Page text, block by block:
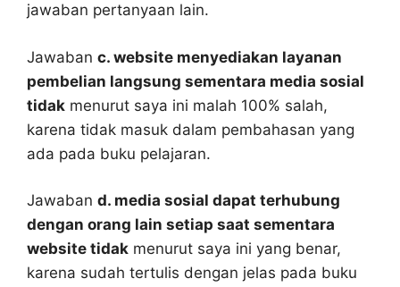
jawaban pertanyaan lain.
Jawaban c. website menyediakan layanan
pembelian langsung sementara media sosial
tidak menurut saya ini malah 100% salah,
karena tidak masuk dalam pembahasan yang
ada pada buku pelajaran.
Jawaban d. media sosial dapat terhubung
dengan orang lain setiap saat sementara
website tidak menurut saya ini yang benar,
karena sudah tertulis dengan jelas pada buku